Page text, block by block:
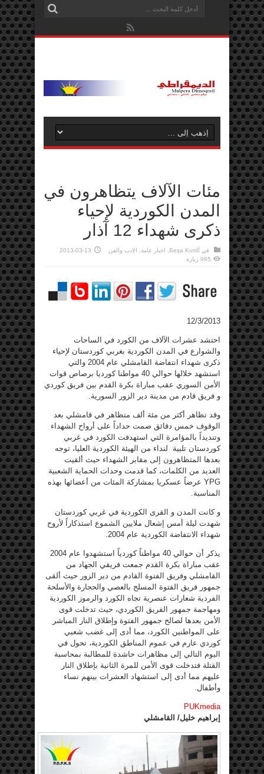
مئات الآلاف يتظاهرون في
المدن الكوردية لإحياء
ذكرى شهداء 12 آذار
في Beşa Kurdî اخبار عامة الادب والفن
2013-03-13
995 زيارة
12/3/2013
احتشد عشرات الآلاف من الكورد في الساحات
والشوارع في المدن الكوردية بغربي كوردستان لإحياء
ذكرى شهداء انتفاضة القامشلي عام 2004 والتي
استشهد خلالها حوالي 40 مواطنا كورديا برصاص قوات
الأمن السوري عقب مباراة بكرة القدم بين فريق كوردي
و فريق قادم من مدينة دير الزور السورية.
وقد تظاهر أكثر من مئة ألف متظاهر في قامشلي بعد
الوقوف خمس دقائق صمت حداداً على أرواح الشهداء
وتنديداً بالمؤامرة التي استهدفت الكورد في غربي
كوردستان تلبية لنداء من الهيئة الكوردية العليا، توجه
بعدها المتظاهرون إلى مقابر الشهداء حيث ألقيت
العديد من الكلمات، كما قدمت وحدات الحماية الشعبية
YPG عرضاً عسكريا بمشاركة المئات من أعضائها بهذه
المناسبة.
و كانت المدن و القرى الكوردية في غربي كوردستان
شهدت ليلة أمس إشعال ملايين الشموع استذكاراً لأروح
شهداء الانتفاضة الكوردية عام 2004.
يذكر أن حوالي 40 مواطناً كوردياً استشهدوا عام 2004
عقب مباراة بكرة القدم جمعت فريقي الجهاد من
القامشلي وفريق الفتوة القادم من دير الزور حيث ألقى
جمهور فريق الفتوة المسلح بالعصي والحجارة والأسلحة
الفردية شعارات عنصرية تجاه الكورد والرموز الكوردية
ومهاجمة جمهور الفريق الكوردي، حيث تدخلت قوى
الأمن بعدها لصالح جمهور الفتوة وإطلاق النار المباشر
على المواطنين الكورد، مما أدى إلى غضب شعبي
كوردي عارم في عموم المناطق الكوردية، تحول في
اليوم التالي إلى مظاهرات حاشدة للمطالبة بمحاسبة
القتلة فتدخلت قوى الأمن للمرة الثانية بإطلاق النار
عليهم مما أدى إلى استشهاد العشرات بينهم نساء
وأطفال.
PUKmedia
إبراهيم خليل/ القامشلي